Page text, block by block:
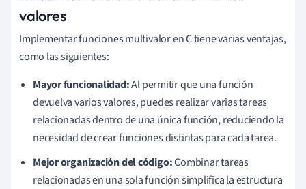
valores
Implementar funciones multivalor en C tiene varias ventajas,
como las siguientes:
Mayor funcionalidad:Al permitir que una función
devuelva varios valores, puedes realizar varias tareas
relacionadas dentro de una única función, reduciendo la
necesidad de crear funciones distintas para cada tarea.
Mejor organización del código:Combinar tareas
relacionadas en una sola función simplifica la estructura